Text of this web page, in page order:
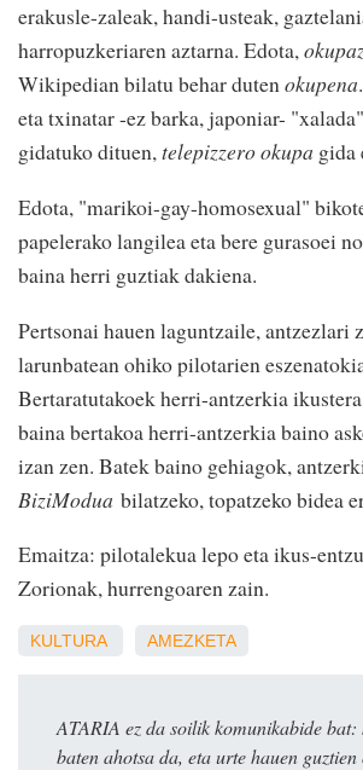
erakusle-zaleak, handi-usteak,
harropuzkeriaren aztarna. Edota,
Wikipedian bilatu behar dutenokupena.
eta txinatar -ez barka, japoniar-
gidatuko dituen,telepizzero okupa gida
Edota, "marikoi-gay-homosexual"
papelerako langilea eta bere gurasoei
baina herri guztiak dakiena.
Pertsonai hauen laguntzaile, antzezlari
larunbatean ohiko pilotarien
Bertaratutakoek herri-antzerkia
baina bertakoa herri-antzerkia baino
izan zen. Batek baino gehiagok,
BiziModua bilatzeko, topatzeko bidea
Emaitza: pilotalekua lepo eta ikus-
Zorionak, hurrengoaren zain.
KULTURA AMEZKETA
ATARIA ez da soilik komunikabide bat:
baten ahotsa da, eta urte hauen